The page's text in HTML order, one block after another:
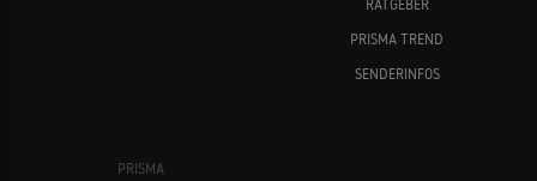
RATGEBER
PRISMA TREND
SENDERINFOS
PRISMA